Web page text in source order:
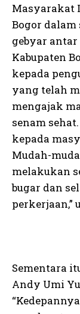
Masyarakat
Bogor
gebyar antar
Kabupaten
kepada
yang telah
mengajak
senam
kepada
Mudah-
melakukan
bugar dan
perkerjaan,”
Sementara
Andy Umi